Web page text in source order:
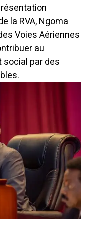
la RVA, Ngoma
Voies Aériennes
au
social par des